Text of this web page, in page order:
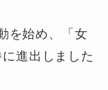
を始め、「女
進出しました